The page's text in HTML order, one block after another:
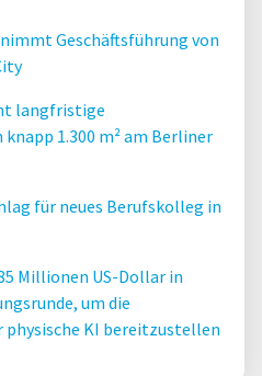
Geschäftsführung von
langfristige
1.300 m² am Berliner
für neues Berufskolleg in
Millionen US-Dollar in
um die
physische KI bereitzustellen